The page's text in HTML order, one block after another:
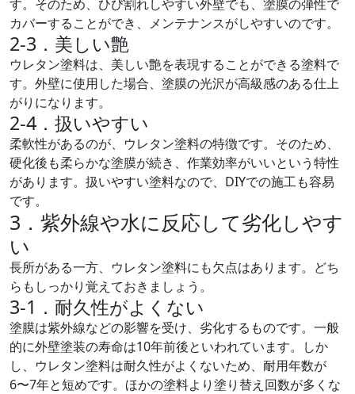
す。そのため、ひび割れしやすい外壁でも、塗膜の弾性で
カバーすることができ、メンテナンスがしやすいのです。
2-3．美しい艶
ウレタン塗料は、美しい艶を表現することができる塗料で
す。外壁に使用した場合、塗膜の光沢が高級感のある仕上
がりになります。
2-4．扱いやすい
柔軟性があるのが、ウレタン塗料の特徴です。そのため、
硬化後も柔らかな塗膜が続き、作業効率がいいという特性
があります。扱いやすい塗料なので、DIYでの施工も容易
です。
3．紫外線や水に反応して劣化しやす
い
長所がある一方、ウレタン塗料にも欠点はあります。どち
らもしっかり覚えておきましょう。
3-1．耐久性がよくない
塗膜は紫外線などの影響を受け、劣化するものです。一般
的に外壁塗装の寿命は10年前後といわれています。しか
し、ウレタン塗料は耐久性がよくないため、耐用年数が
6〜7年と短めです。ほかの塗料より塗り替え回数が多くな